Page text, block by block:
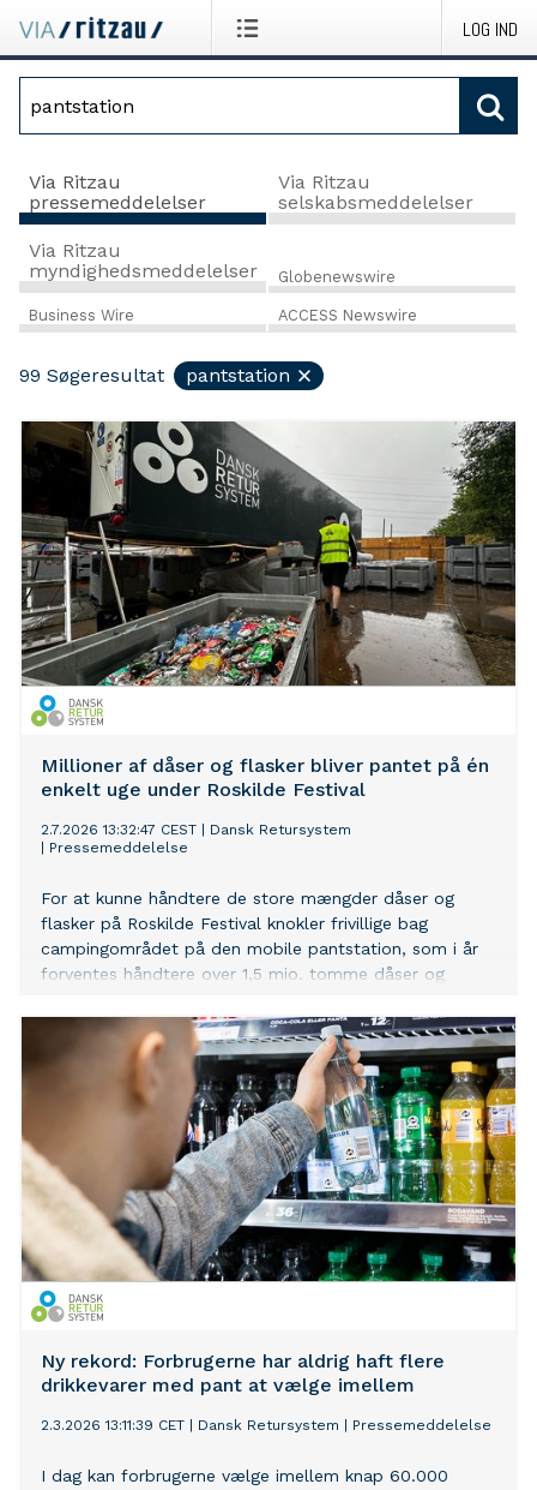
LOG IND
Via Ritzau
pressemeddelelser
Via Ritzau
selskabsmeddelelser
Via Ritzau
myndighedsmeddelelser
Globenewswire
Business Wire ACCESS Newswire
99 Søgeresultat pantstation
Millioner af dåser og flasker bliver pantet på én
enkelt uge under Roskilde Festival
2.7.2026 13:32:47 CEST
Dansk Retursystem
Pressemeddelelse
For at kunne håndtere de store mængder dåser og
flasker på Roskilde Festival knokler frivillige bag
campingområdet på den mobile pantstation, som i år
forventes håndtere over 1,5 mio. tomme dåser og
samlede mængde af pant på ca. 2,5 millioner og svarer
til pantmængderne i et stort supermarked på ét helt år.
Ny rekord: Forbrugerne har aldrig haft flere
drikkevarer med pant at vælge imellem
2.3.2026 13:11:39 CET Dansk Retursystem Pressemeddelelse
I dag kan forbrugerne vælge imellem knap 60.000